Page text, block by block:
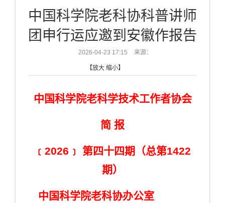
中国科学院老科协科普讲师
团申行运应邀到安徽作报告
2026-04-23 17:15 来源：
【放大 缩小】
中国科学院老科学技术工作者协会
简 报
﹝2026﹞ 第四十四期（总第1422
期）
中国科学院老科协办公室